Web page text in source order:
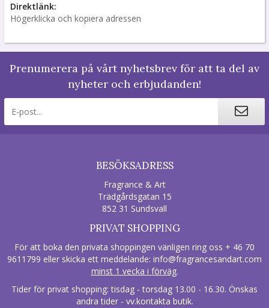
Direktlänk:
Högerklicka och kopiera adressen
Prenumerera på vårt nyhetsbrev för att ta del av
nyheter och erbjudanden!
BESÖKSADRESS
Fragrance & Art
Trädgårdsgatan 15
852 31 Sundsvall
PRIVAT SHOPPING
För att boka den privata shoppingen vänligen ring oss + 46 70
9611799 eller skicka ett meddelande: info@fragrancesandart.com
minst 1 vecka i förväg.
Tider för privat shopping: tisdag - torsdag 13.00 - 16.30. Önskas
andra tider - vv.kontakta butik.